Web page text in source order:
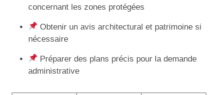
concernant les zones protégées
Obtenir un avis architectural et patrimoine si
nécessaire
Préparer des plans précis pour la demande
administrative